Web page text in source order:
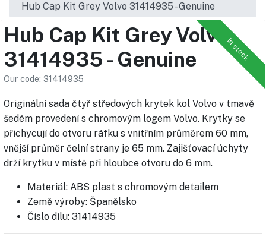
Hub Cap Kit Grey Volvo 31414935 - Genuine
In stock
Hub Cap Kit Grey Volvo
31414935 - Genuine
Our code: 31414935
Originální sada čtyř středových krytek kol Volvo v tmavě
šedém provedení s chromovým logem Volvo. Krytky se
přichycují do otvoru ráfku s vnitřním průměrem 60 mm,
vnější průměr čelní strany je 65 mm. Zajišťovací úchyty
drží krytku v místě při hloubce otvoru do 6 mm.
Materiál: ABS plast s chromovým detailem
Země výroby: Španělsko
Číslo dílu: 31414935